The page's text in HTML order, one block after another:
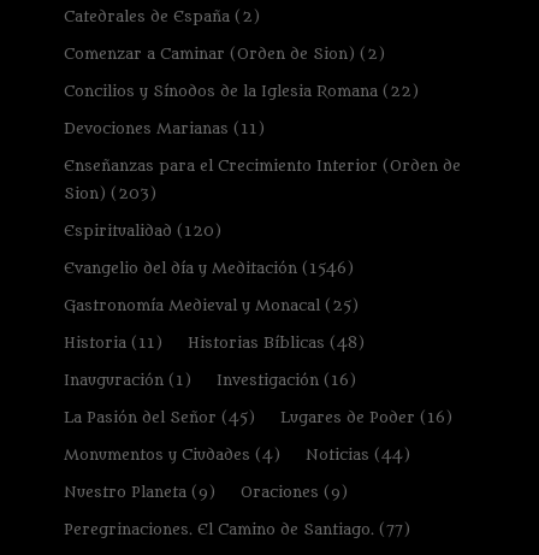
Catedrales de España(2)
Comenzar a Caminar (Orden de Sion) (2)
Concilios y Sínodos de la Iglesia Romana(22)
Devociones Marianas (11)
Enseñanzas para el Crecimiento Interior (Orden de
Sion) (203)
Espiritualidad (120)
Evangelio del día y Meditación(1546)
Gastronomía Medieval y Monacal(25)
Historia(11) Historias Bíblicas (48)
Inauguración(1) Investigación(16)
La Pasión del Señor (45) Lugares de Poder (16)
Monumentos y Ciudades (4) Noticias (44)
Nuestro Planeta(9) Oraciones (9)
Peregrinaciones. El Camino de Santiago.(77)